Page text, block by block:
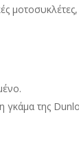
μοτοσυκλέτες,
γκάμα της